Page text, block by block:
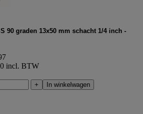
90 graden 13x50 mm schacht 1/4 inch -
incl. BTW
+ In winkelwagen